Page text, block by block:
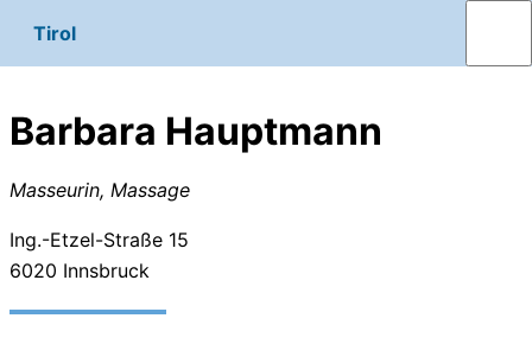
Tirol
Barbara Hauptmann
Masseurin, Massage
Ing.-Etzel-Straße 15
6020 Innsbruck